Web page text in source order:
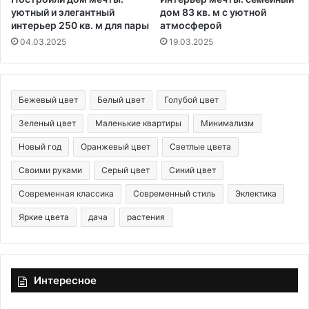
уютный и элегантный
интерьер 250 кв. м для пары
04.03.2025
дом 83 кв. м с уютной
атмосферой
19.03.2025
Бежевый цвет Белый цвет Голубой цвет
Зеленый цвет Маленькие квартиры Минимализм
Новый год Оранжевый цвет Светлые цвета
Своими руками Серый цвет Синий цвет
Современная классика Современный стиль Эклектика
Яркие цвета дача растения
Интересное